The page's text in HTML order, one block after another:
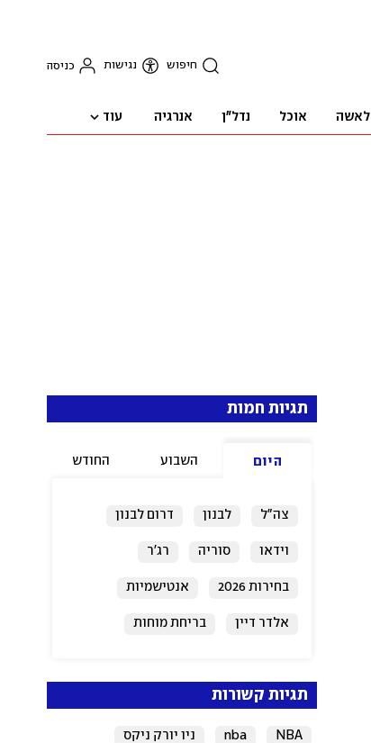
חיפוש נגישות כניסה
לאשה אוכל נדל"ן אנרגיה עוד
תגיות חמות
היום השבוע החודש
צה"ל לבנון דרום לבנון
וידאו סוריה רג'ר
בחירות 2026 אנטישמיות
אלדר דיין בריחת מוחות
תגיות קשורות
NBA
nba ניו יורק ניקס